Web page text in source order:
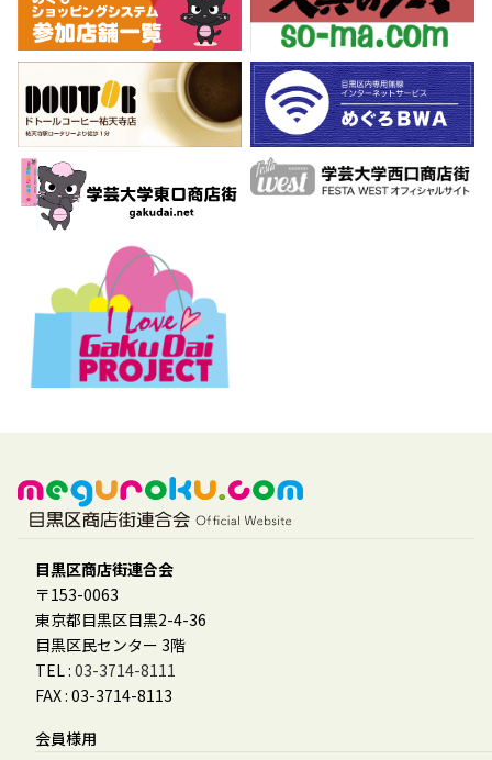
目黒区商店街連合会
〒153-0063
東京都目黒区目黒2-4-36
目黒区民センター 3階
TEL : 03-3714-8111
FAX : 03-3714-8113
会員様用